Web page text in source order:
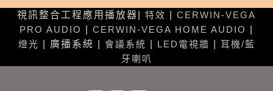
視訊整合工程應用播放器| 特效
CERWIN-VEGA
PRO AUDIO
CERWIN-VEGA HOME AUDIO
燈光 | 廣播系統 | 會議系統 LED電視牆
耳機/藍
牙喇叭